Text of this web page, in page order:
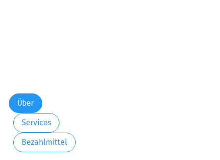
Über
Services
Bezahlmittel